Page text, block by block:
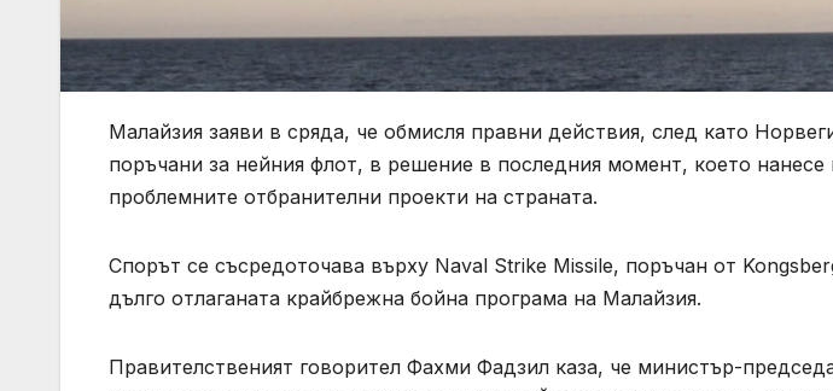
Малайзия заяви в сряда, че обмисля правни действия, след като
поръчани за нейния флот, в решение в последния момент, което
проблемните отбранителни проекти на страната.
Спорът се съсредоточава върху Naval Strike Missile, поръчан от
дълго отлаганата крайбрежна бойна програма на Малайзия.
Правителственият говорител Фахми Фадзил каза, че министър-